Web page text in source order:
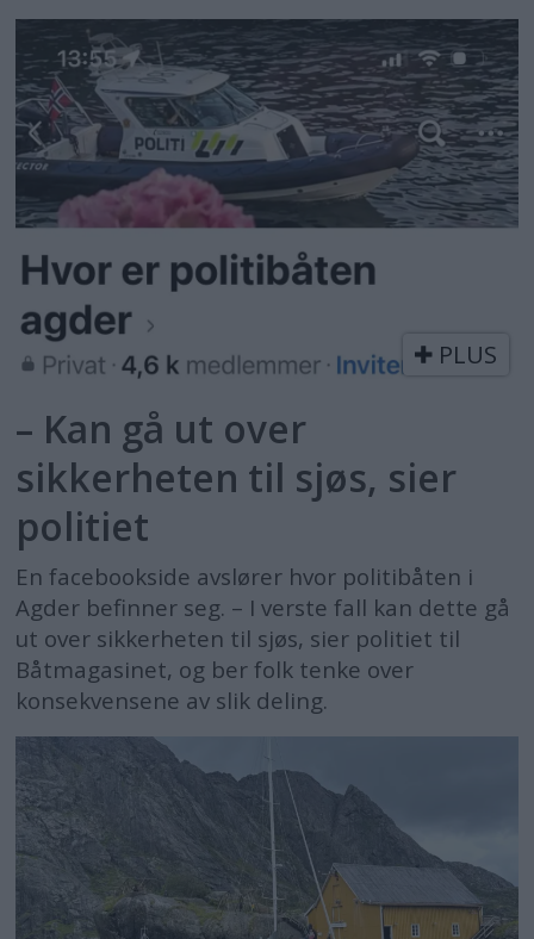
PLUS
– Kan gå ut over
sikkerheten til sjøs, sier
politiet
En facebookside avslører hvor politibåten i
Agder befinner seg. – I verste fall kan dette gå
ut over sikkerheten til sjøs, sier politiet til
Båtmagasinet, og ber folk tenke over
konsekvensene av slik deling.